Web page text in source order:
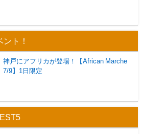
ト！
神戸にアフリカが登場！【African Marche
7/9】1日限定